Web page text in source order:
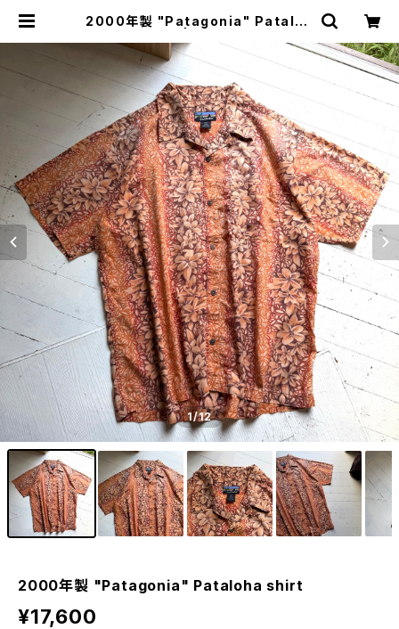
2000年製 "Patagonia" Pataloh
1/12
2000年製 "Patagonia" Pataloha shirt
¥17,600